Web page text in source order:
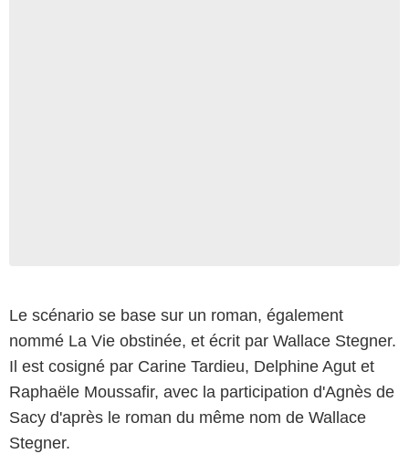
Le scénario se base sur un roman, également
nommé La Vie obstinée, et écrit par Wallace Stegner.
Il est cosigné par Carine Tardieu, Delphine Agut et
Raphaële Moussafir, avec la participation d'Agnès de
Sacy d'après le roman du même nom de Wallace
Stegner.